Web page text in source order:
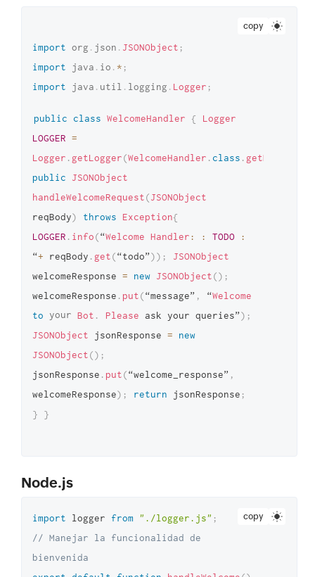
copy
import org . json . JSONObject ;
import
java . io . * ;
import
java . util . logging . Logger ;
public class WelcomeHandler {
Logger
LOGGER =
Logger
getLogger(WelcomeHandler class getName
public
JSONObject
handleWelcomeRequest ( JSONObject
reqBody) throws Exception{
LOGGER
info(“Welcome Handler: : TODO
:
“+ reqBody get (“todo”)) ;
JSONObject
welcomeResponse = new JSONObject () ;
welcomeResponse
put (“message” “Welcome
to
your Bot Please ask your queries”) ;
JSONObject
jsonResponse =
new
JSONObject () ;
jsonResponse
put (“welcome_response”
welcomeResponse) ; return jsonResponse ;
}
}
Node.js
copy
import logger from "./logger.js" ;
// Manejar la funcionalidad de
bienvenida